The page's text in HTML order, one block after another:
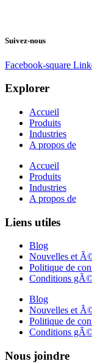
Suivez-nous
Facebook-square
Explorer
Accueil
Produits
Industries
A propos de
Accueil
Produits
Industries
A propos de
Liens utiles
Blog
Nouvelles et
Politique de
Conditions
Blog
Nouvelles et
Politique de
Conditions
Nous joindre